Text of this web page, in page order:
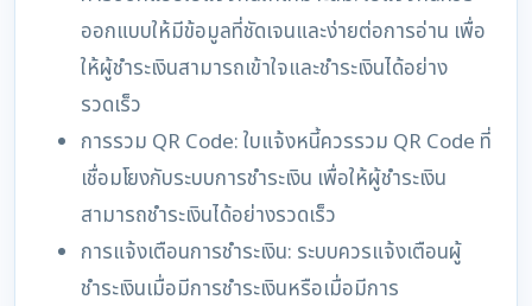
ออกแบบให้มีข้อมูลที่ชัดเจนและง่ายต่อการอ่าน เพื่อ
ให้ผู้ชำระเงินสามารถเข้าใจและชำระเงินได้อย่าง
รวดเร็ว
การรวม QR Code: ใบแจ้งหนี้ควรรวม QR Code ที่
เชื่อมโยงกับระบบการชำระเงิน เพื่อให้ผู้ชำระเงิน
สามารถชำระเงินได้อย่างรวดเร็ว
การแจ้งเตือนการชำระเงิน: ระบบควรแจ้งเตือนผู้
ชำระเงินเมื่อมีการชำระเงินหรือเมื่อมีการ